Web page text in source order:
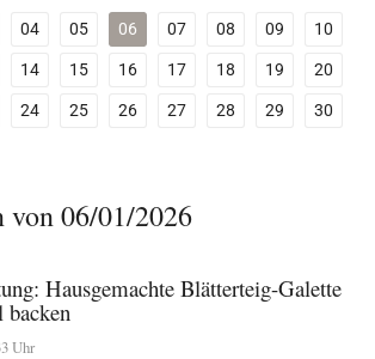
04 05 06 07 08 09
10
14 15 16 17 18 19
20
24 25 26 27 28 29
30
von 06/01/2026
Hausgemachte Blätterteig-Galette
backen
Uhr